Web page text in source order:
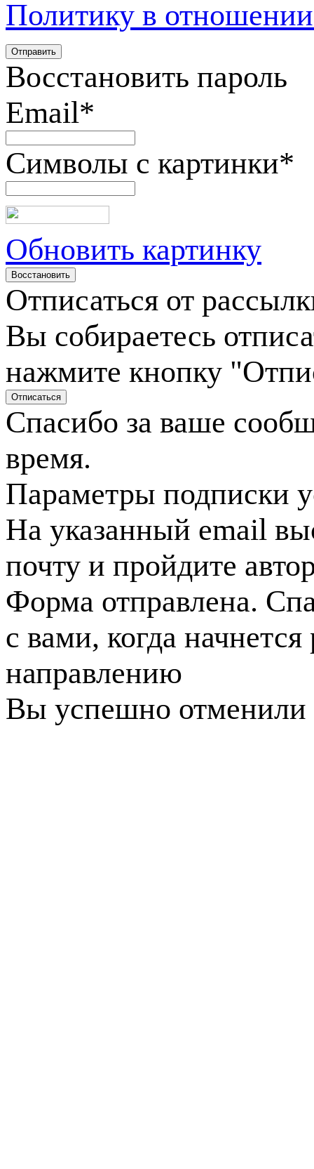
Политику в
Восстановить пароль
Email*
Символы с картинки*
Обновить картинку
Отписаться от
Вы собираетесь
нажмите кнопку
Спасибо за ваше
время.
Параметры подписки
На указанный email
почту и пройдите
Форма отправлена.
с вами, когда
направлению
Вы успешно отменили